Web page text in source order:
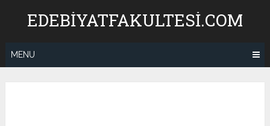
EDEBIYATFAKULTESI.COM
MENU